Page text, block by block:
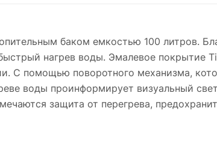
баком емкостью 100 литров.
нагрев воды. Эмалевое покрытие
С помощью поворотного механизма,
воды проинформирует визуальный
защита от перегрева,